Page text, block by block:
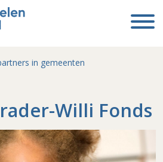
in gemeenten
Willi Fonds